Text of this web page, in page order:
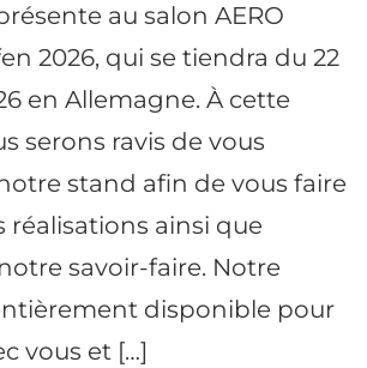
au salon AERO
2026, qui se tiendra du 22
en Allemagne. À cette
serons ravis de vous
stand afin de vous faire
réalisations ainsi que
savoir-faire. Notre
disponible pour
vous et […]